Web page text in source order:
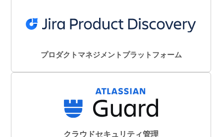
プロダクトマネジメントプラットフォーム
クラウドセキュリティ管理